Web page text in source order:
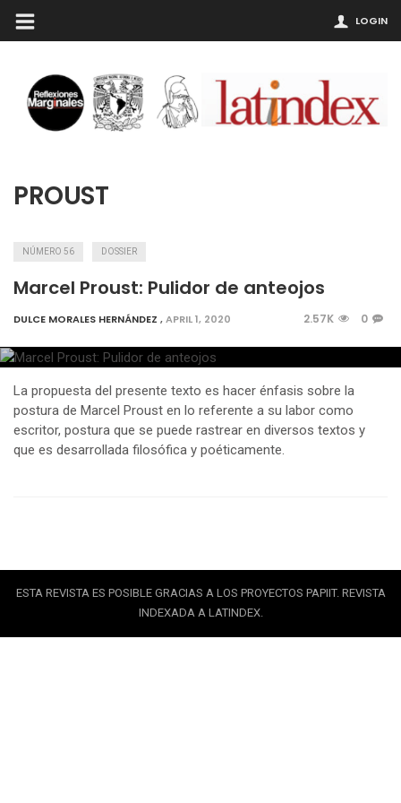
LOGIN
PROUST
NÚMERO 56 DOSSIER
Marcel Proust: Pulidor de anteojos
DULCE MORALES HERNÁNDEZ ,APRIL 1, 2020 2.57K 0
La propuesta del presente texto es hacer énfasis sobre la
postura de Marcel Proust en lo referente a su labor como
escritor, postura que se puede rastrear en diversos textos y
que es desarrollada filosófica y poéticamente.
ESTA REVISTA ES POSIBLE GRACIAS A LOS PROYECTOS PAPIIT. REVISTA
INDEXADA A LATINDEX.